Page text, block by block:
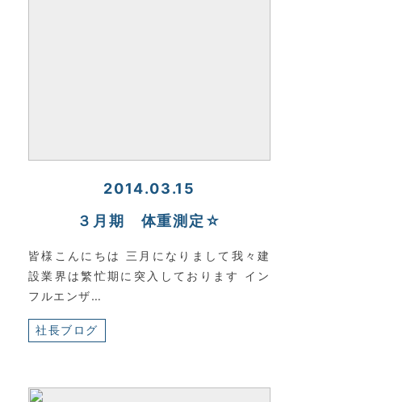
2014.03.15
３月期 体重測定☆
皆様こんにちは 三月になりまして我々建
設業界は繁忙期に突入しております イン
フルエンザ…
社長ブログ